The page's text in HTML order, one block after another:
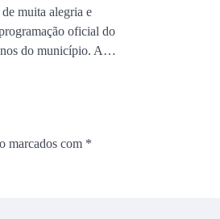
muita alegria e
oficial do
do município. A…
marcados com *